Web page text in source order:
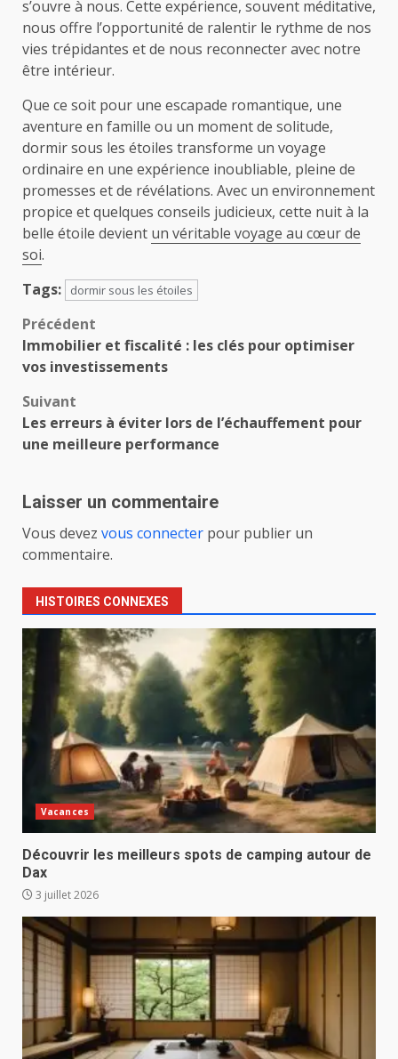
s’ouvre à nous. Cette expérience, souvent méditative,
nous offre l’opportunité de ralentir le rythme de nos
vies trépidantes et de nous reconnecter avec notre
être intérieur.
Que ce soit pour une escapade romantique, une
aventure en famille ou un moment de solitude,
dormir sous les étoiles transforme un voyage
ordinaire en une expérience inoubliable, pleine de
promesses et de révélations. Avec un environnement
propice et quelques conseils judicieux, cette nuit à la
belle étoile devient un véritable voyage au cœur de
soi.
Tags:
dormir sous les étoiles
Navigation
d’article
Précédent
Immobilier et fiscalité : les clés pour optimiser
vos investissements
Suivant
Les erreurs à éviter lors de l’échauffement pour
une meilleure performance
Laisser un commentaire
Vous devez vous connecter pour publier un
commentaire.
HISTOIRES CONNEXES
Vacances
Découvrir les meilleurs spots de camping autour de
Dax
3 juillet 2026